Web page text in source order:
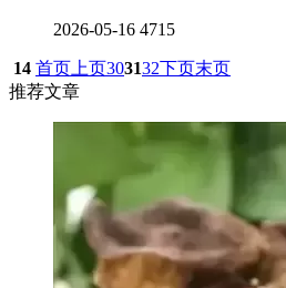
2026-05-16 4715
14 首页 上页303132下页末页
推荐文章